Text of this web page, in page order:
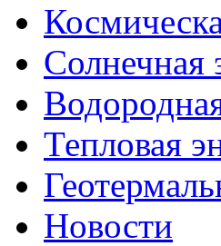
Солнечная
Тепловая
Новости